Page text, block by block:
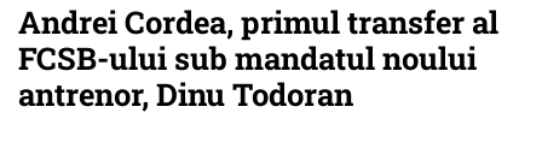
Andrei Cordea, primul transfer al
FCSB-ului sub mandatul noului
antrenor, Dinu Todoran